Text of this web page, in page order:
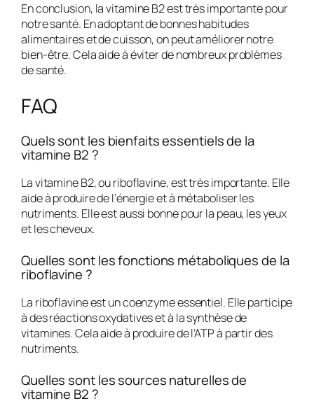
En conclusion, la vitamine B2 est très importante pour
notre santé. En adoptant de bonnes habitudes
alimentaires et de cuisson, on peut améliorer notre
bien-être. Cela aide à éviter de nombreux problèmes
de santé.
FAQ
Quels sont les bienfaits essentiels de la
vitamine B2 ?
La vitamine B2, ou riboflavine, est très importante. Elle
aide à produire de l’énergie et à métaboliser les
nutriments. Elle est aussi bonne pour la peau, les yeux
et les cheveux.
Quelles sont les fonctions métaboliques de la
riboflavine ?
La riboflavine est un coenzyme essentiel. Elle participe
à des réactions oxydatives et à la synthèse de
vitamines. Cela aide à produire de l’ATP à partir des
nutriments.
Quelles sont les sources naturelles de
vitamine B2 ?